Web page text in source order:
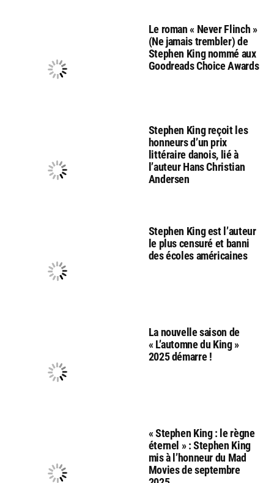
Le roman « Never Flinch »
(Ne jamais trembler) de
Stephen King nommé aux
Goodreads Choice Awards
Stephen King reçoit les
honneurs d’un prix
littéraire danois, lié à
l’auteur Hans Christian
Andersen
Stephen King est l’auteur
le plus censuré et banni
des écoles américaines
La nouvelle saison de
« L’automne du King »
2025 démarre !
« Stephen King : le règne
éternel » : Stephen King
mis à l’honneur du Mad
Movies de septembre